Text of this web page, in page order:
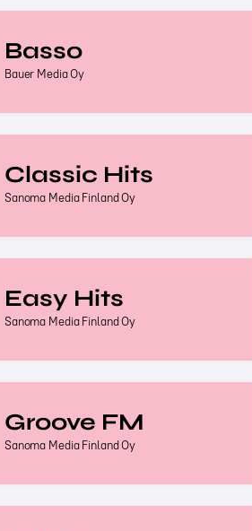
Basso
Bauer Media Oy
Classic Hits
Sanoma Media Finland Oy
Easy Hits
Sanoma Media Finland Oy
Groove FM
Sanoma Media Finland Oy